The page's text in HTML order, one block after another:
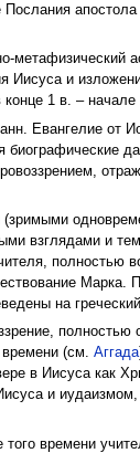
Послания апостола
метафизический
Иисуса и
1 в. – начале
Евангелие от
(зримыми
взглядами и
полностью
на
времени (см.Аггада
в Иисуса как
и
времени